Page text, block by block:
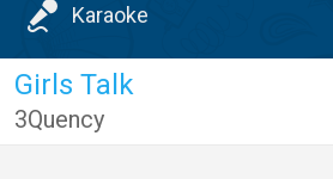
Karaoke
Girls Talk
3Quency